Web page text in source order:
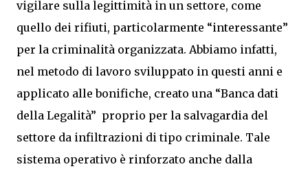
vigilare sulla legittimità in un settore, come
quello dei rifiuti, particolarmente “interessante”
per la criminalità organizzata. Abbiamo infatti,
nel metodo di lavoro sviluppato in questi anni e
applicato alle bonifiche, creato una “Banca dati
della Legalità” proprio per la salvagardia del
settore da infiltrazioni di tipo criminale. Tale
sistema operativo è rinforzato anche dalla